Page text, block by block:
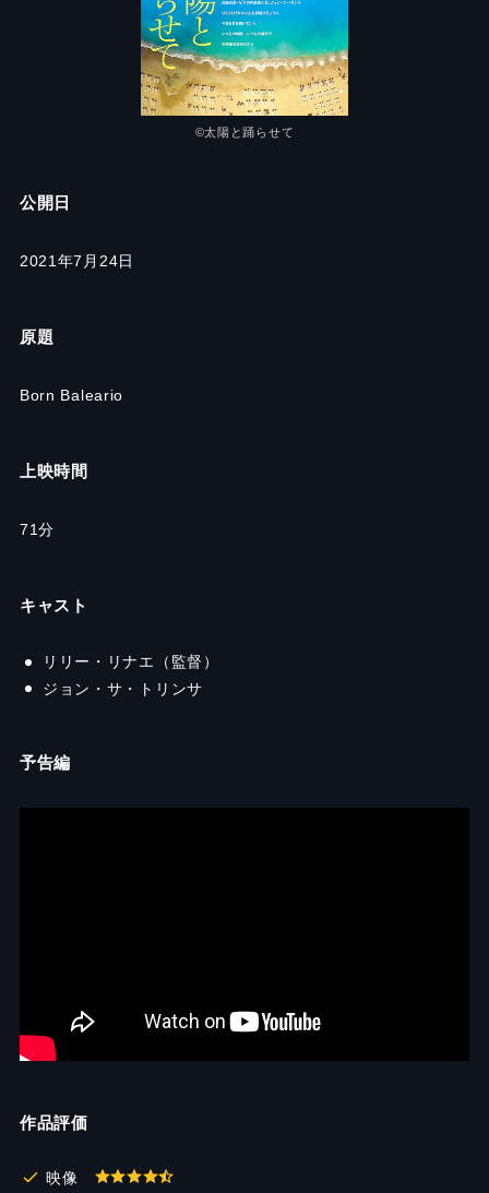
©太陽と踊らせて
公開日
2021年7月24日
原題
Born Baleario
上映時間
71分
キャスト
リリー・リナエ（監督）
ジョン・サ・トリンサ
予告編
作品評価
映像